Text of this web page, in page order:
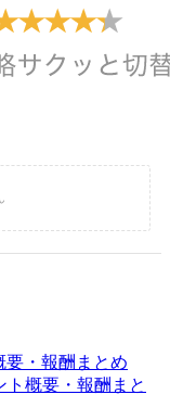
要・報酬まとめ
ト概要・報酬まと